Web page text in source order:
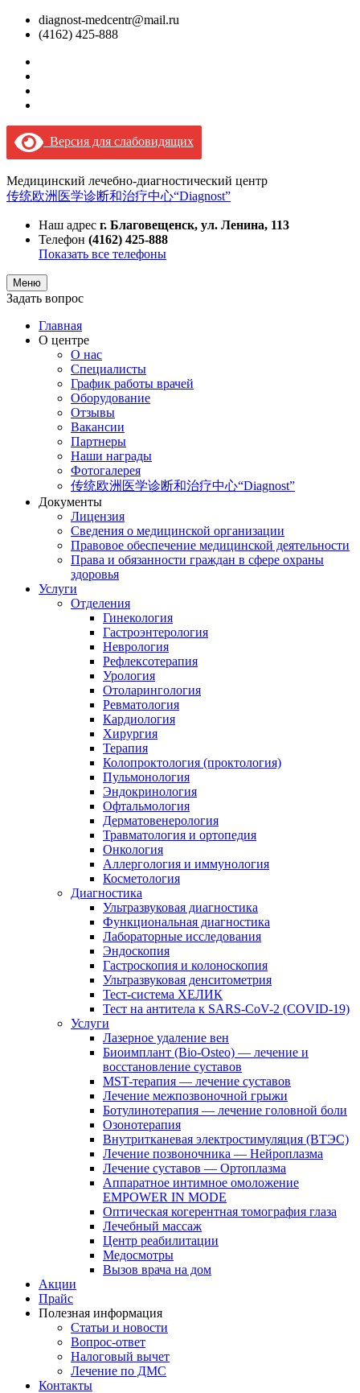
diagnost-medcentr@mail.ru
(4162) 425-888
Версия для слабовидящих
Медицинский лечебно-диагностический центр
传统欧洲医学诊断和治疗中心“Diagnost”
Наш адрес г. Благовещенск, ул. Ленина, 113
Телефон (4162) 425-888
Показать все телефоны
Меню
Задать вопрос
Главная
О центре
О нас
Специалисты
График работы врачей
Оборудование
Отзывы
Вакансии
Партнеры
Наши награды
Фотогалерея
传统欧洲医学诊断和治疗中心“Diagnost”
Документы
Лицензия
Сведения о медицинской организации
Правовое обеспечение медицинской деятельности
Права и обязанности граждан в сфере охраны
здоровья
Услуги
Отделения
Гинекология
Гастроэнтерология
Неврология
Рефлексотерапия
Урология
Отоларингология
Ревматология
Кардиология
Хирургия
Терапия
Колопроктология (проктология)
Пульмонология
Эндокринология
Офтальмология
Дерматовенерология
Травматология и ортопедия
Онкология
Аллергология и иммунология
Косметология
Диагностика
Ультразвуковая диагностика
Функциональная диагностика
Лабораторные исследования
Эндоскопия
Гастроскопия и колоноскопия
Ультразвуковая денситометрия
Тест-система ХЕЛИК
Тест на антитела к SARS-CoV-2 (COVID-19)
Услуги
Лазерное удаление вен
Биоимплант (Bio-Osteo) — лечение и
восстановление суставов
MST-терапия — лечение суставов
Лечение межпозвоночной грыжи
Ботулинотерапия — лечение головной боли
Озонотерапия
Внутритканевая электростимуляция (ВТЭС)
Лечение позвоночника — Нейроплазма
Лечение суставов — Ортоплазма
Аппаратное интимное омоложение
EMPOWER IN MODE
Оптическая когерентная томография глаза
Лечебный массаж
Центр реабилитации
Медосмотры
Вызов врача на дом
Акции
Прайс
Полезная информация
Статьи и новости
Вопрос-ответ
Налоговый вычет
Лечение по ДМС
Контакты